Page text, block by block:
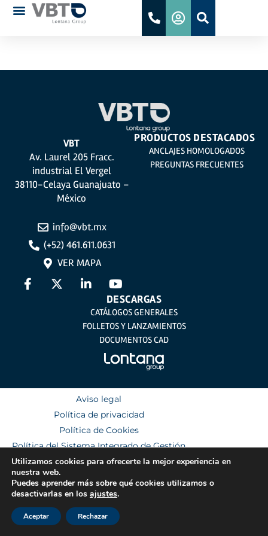
VBT
Av. Laurel 205 Fracc.
industrial El Vergel
38110-Celaya Guanajuato –
México
info@vbt.mx
(+52) 461.611.0631
VER MAPA
PRODUCTOS DESTACADOS
ANCLAJES HOMOLOGADOS
PREGUNTAS FRECUENTES
DESCARGAS
CATÁLOGOS GENERALES
FOLLETOS Y LANZAMIENTOS
DOCUMENTOS CAD
Aviso legal
Política de privacidad
Política de Cookies
Política del Sistema Integrado de Gestión
Utilizamos cookies para ofrecerte la mejor experiencia en
nuestra web.
Puedes aprender más sobre qué cookies utilizamos o
desactivarlas en los ajustes.
Aceptar Rechazar